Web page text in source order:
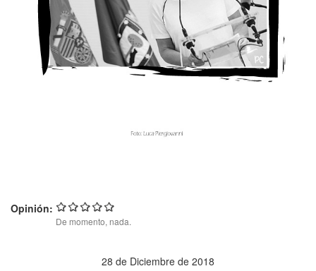
Opinión:
De momento, nada.
28 de Diciembre de 2018